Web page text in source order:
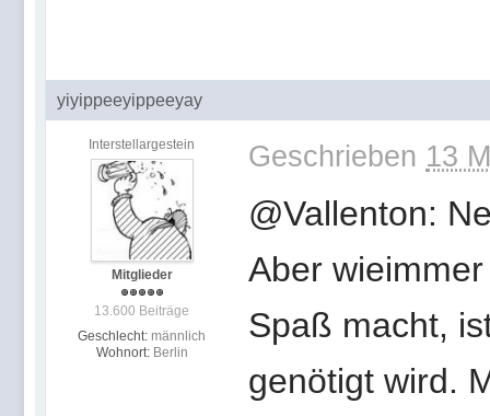
yiyippeeyippeeyay
Interstellargestein
Mitglieder
13.600 Beiträge
Geschlecht: männlich
Wohnort: Berlin
Geschrieben 13
@Vallenton:
Aber
Spaß macht,
genötigt wird.